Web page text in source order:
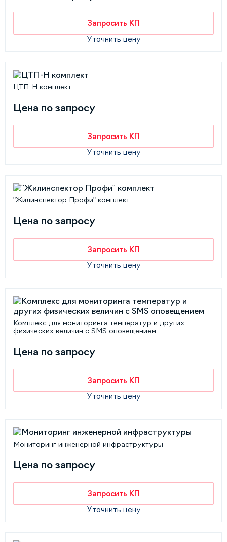
Запросить КП
Уточнить цену
ЦТП-Н комплект
Цена по запросу
Запросить КП
Уточнить цену
"Жилинспектор Профи" комплект
Цена по запросу
Запросить КП
Уточнить цену
Комплекс для мониторинга температур и других
физических величин c SMS оповещением
Цена по запросу
Запросить КП
Уточнить цену
Мониторинг инженерной инфраструктуры
Цена по запросу
Запросить КП
Уточнить цену